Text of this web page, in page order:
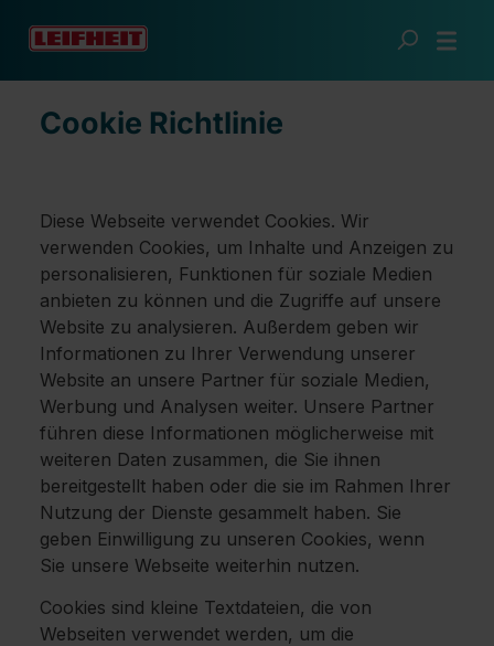
Passer au contenu principal
Cookie Richtlinie
Diese Webseite verwendet Cookies. Wir
verwenden Cookies, um Inhalte und Anzeigen zu
personalisieren, Funktionen für soziale Medien
anbieten zu können und die Zugriffe auf unsere
Website zu analysieren. Außerdem geben wir
Informationen zu Ihrer Verwendung unserer
Website an unsere Partner für soziale Medien,
Werbung und Analysen weiter. Unsere Partner
führen diese Informationen möglicherweise mit
weiteren Daten zusammen, die Sie ihnen
bereitgestellt haben oder die sie im Rahmen Ihrer
Nutzung der Dienste gesammelt haben. Sie
geben Einwilligung zu unseren Cookies, wenn
Sie unsere Webseite weiterhin nutzen.
Cookies sind kleine Textdateien, die von
Webseiten verwendet werden, um die